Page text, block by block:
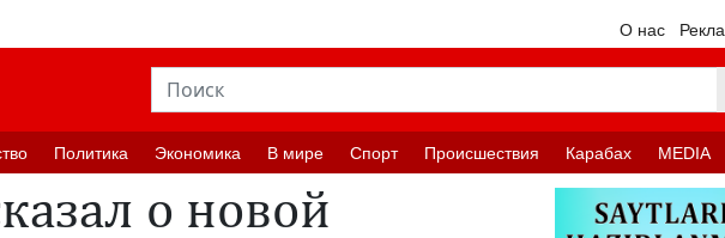
О нас
Политика Экономика В мире Спорт Происшествия Карабах MEDIA
о новой